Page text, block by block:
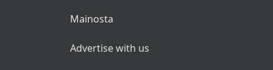
Mainosta
Advertise with us